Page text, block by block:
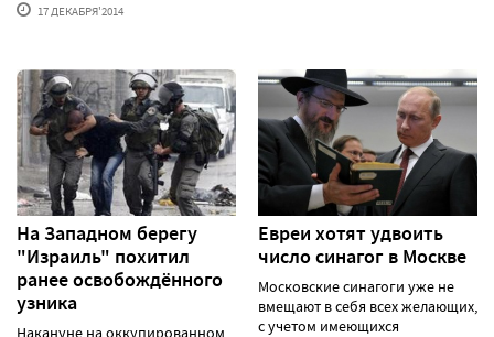
17 ДЕКАБРЯ'2014
На Западном берегу
"Израиль" похитил
ранее освобождённого
узника
Накануне на оккупированном
Евреи хотят удвоить
число синагог в Москве
Московские синагоги уже не
вмещают в себя всех желающих,
с учетом имеющихся